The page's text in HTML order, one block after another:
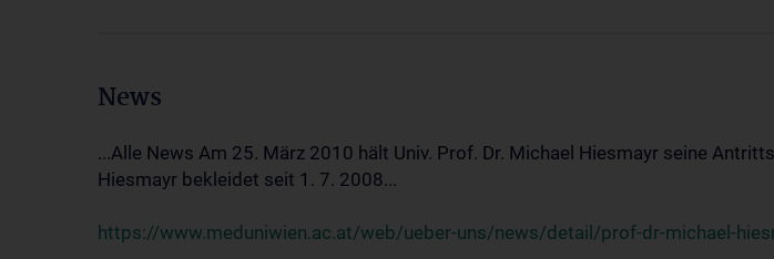
News
...Alle News Am 25. März 2010 hält Univ. Prof. Dr. Michael Hiesmayr seine
Hiesmayr bekleidet seit 1. 7. 2008...
https://www.meduniwien.ac.at/web/ueber-uns/news/detail/prof-dr-michael-